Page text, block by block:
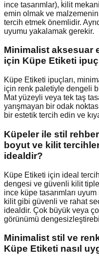
ince tasarımlar), kilit
emin olmak ve malzemenin
tercih etmek önemlidir.
uyumu yakalamak gerekir.
Minimalist aksesuar
için Küpe Etiketi
Küpe Etiketi ipuçları,
için renk paletiyle dengeli
Mat yüzeyli veya tek taş
yarışmayan bir odak
bir estetik tercih edin ve
Küpeler ile stil
boyut ve kilit
idealdir?
Küpe Etiketi için ideal
dengesi ve güvenli kilit
ince küpe tasarımları
kilit gibi güvenli ve rahat
idealdir. Çok büyük veya
görünümü
Minimalist stil ve
Küpe Etiketi nasıl